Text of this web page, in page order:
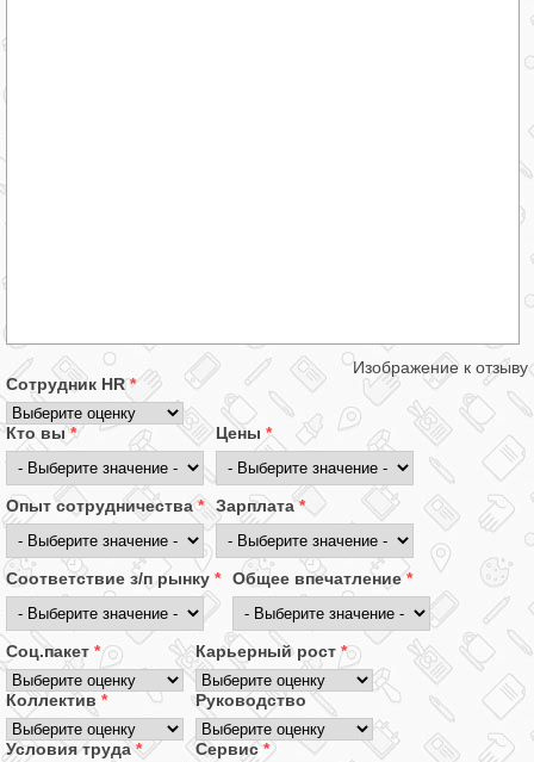
Изображение к отзыву
Сотрудник HR*
Кто вы* Цены *
Опыт сотрудничества* Зарплата*
Соответствие з/п рынку * Общее впечатление*
Соц.пакет * Карьерный рост *
Коллектив * Руководство
Условия труда * Сервис*